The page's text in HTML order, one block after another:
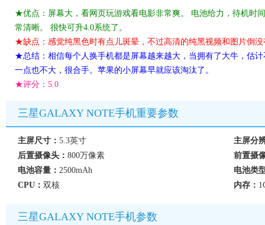
★优点：屏幕大，看网页玩游戏看电影非常爽。 电池给力，待机时
常清晰。 很快可升4.0系统了。
★缺点：感觉纯黑色时有点儿斑晕，不过高清的纯黑视频和图片倒
★总结：相信每个人换手机都是屏幕越来越大，当拥有了大牛，估
一点也不大，很合手。苹果的小屏幕早就应该淘汰了。
★评分： 5.0
三星GALAXY NOTE手机重要参数
主屏尺寸： 5.3英寸
主屏分
后置摄像头： 800万像素
前置摄
电池容量： 2500mAh
电池类
CPU： 双核 内存：
三星GALAXY NOTE手机参数